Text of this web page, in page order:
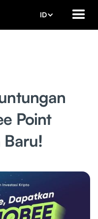
ID
Point